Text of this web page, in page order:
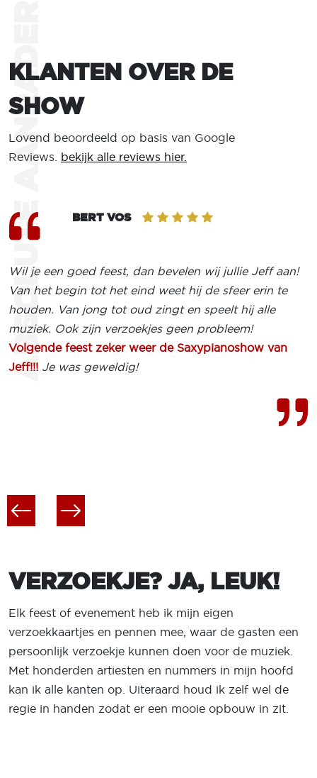
KLANTEN OVER DE
SHOW
Lovend beoordeeld op basis van Google
Reviews. bekijk alle reviews hier.
BERT VOS
Wil je een goed feest, dan bevelen wij jullie Jeff aan!
Van het begin tot het eind weet hij de sfeer erin te
houden. Van jong tot oud zingt en speelt hij alle
muziek. Ook zijn verzoekjes geen probleem!
Volgende feest zeker weer de Saxypianoshow van
Jeff!!! Je was geweldig!
ABSOLUTE AANRADER
VERZOEKJE? JA, LEUK!
Elk feest of evenement heb ik mijn eigen
verzoekkaartjes en pennen mee, waar de gasten een
persoonlijk verzoekje kunnen doen voor de muziek.
Met honderden artiesten en nummers in mijn hoofd
kan ik alle kanten op. Uiteraard houd ik zelf wel de
regie in handen zodat er een mooie opbouw in zit.